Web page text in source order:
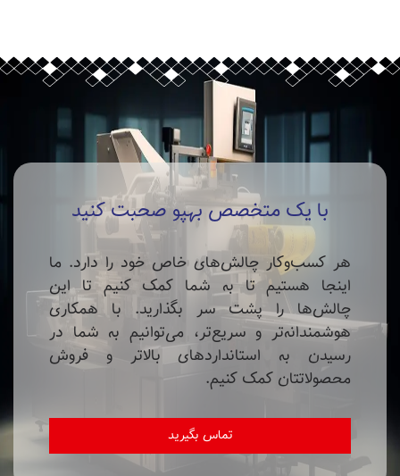
با یک متخصص بهپو صحبت کنید
هر کسب‌وکار چالش‌های خاص خود را دارد. ما
اینجا هستیم تا به شما کمک کنیم تا این
چالش‌ها را پشت سر بگذارید. با همکاری
هوشمندانه‌تر و سریع‌تر، می‌توانیم به شما در
رسیدن به استانداردهای بالاتر و فروش
محصولاتتان کمک کنیم.
تماس بگیرید